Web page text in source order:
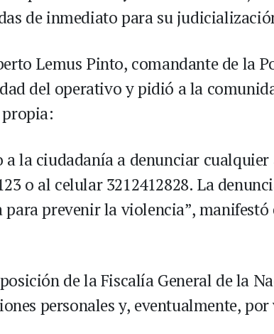
de inmediato para su
Lemus Pinto, comandante de la
del operativo y pidió a la
la ciudadanía a denunciar cualquier
o al celular 3212412828. La
prevenir la violencia”, manifestó
de la Fiscalía General de la
personales y, eventualmente,